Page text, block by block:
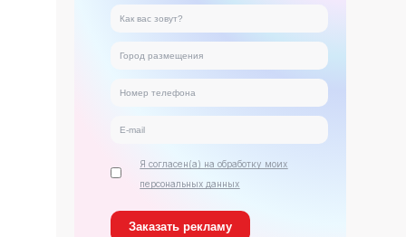
Я согласен(а) на обработку моих
персональных данных